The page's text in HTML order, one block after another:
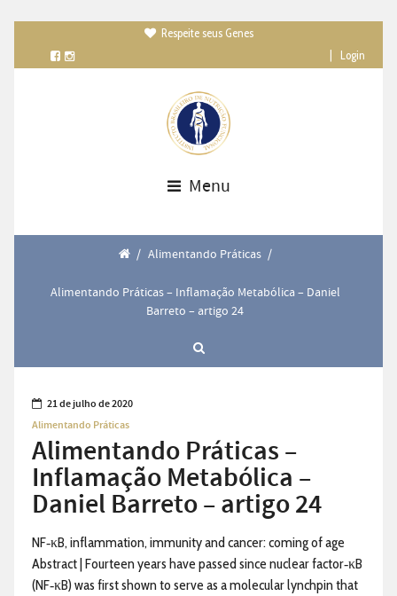
Respeite seus Genes
Login
Menu
/ Alimentando Práticas /
Alimentando Práticas – Inflamação Metabólica – Daniel
Barreto – artigo 24
21 de julho de 2020
Alimentando Práticas
Alimentando Práticas –
Inflamação Metabólica –
Daniel Barreto – artigo 24
NF‑κB, inflammation, immunity and cancer: coming of age
Abstract | Fourteen years have passed since nuclear factor‑κB
(NF‑κB) was first shown to serve as a molecular lynchpin that